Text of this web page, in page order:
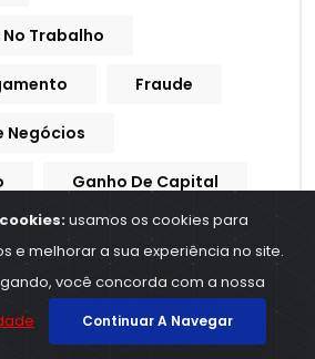
Trabalho
Fraude
Negócios
Ganho De Capital
Golpe
Governo
Governo Lula
usamos os cookies para
e melhorar a sua experiência no site.
você concorda com a nossa
Continuar A Navegar